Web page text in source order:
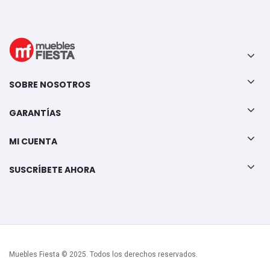
SOBRE NOSOTROS
GARANTÍAS
MI CUENTA
SUSCRÍBETE AHORA
Muebles Fiesta © 2025. Todos los derechos reservados.